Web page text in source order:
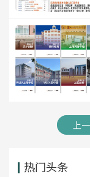
上
热门头条